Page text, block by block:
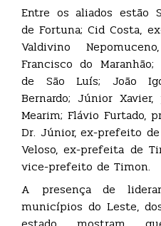
Entre os aliados estão
de Fortuna; Cid Costa,
Valdivino
Francisco do
de São Luís; João
Bernardo; Júnior
Mearim; Flávio Furtado,
Dr. Júnior, ex-prefeito
Veloso, ex-prefeita de
vice-prefeito de Timon.
A presença de
municípios do Leste,